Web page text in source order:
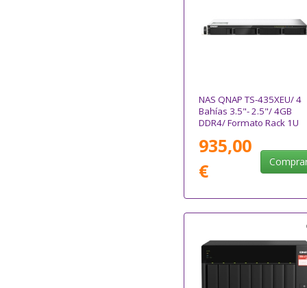
NAS QNAP TS-435XEU/ 4
Bahías 3.5"- 2.5"/ 4GB
DDR4/ Formato Rack 1U
935,00
€